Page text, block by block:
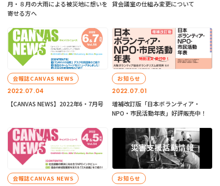
月・８月の大雨による被災地に想いを
寄せる方へ
貸会議室の仕組み変更について
2022.07.04
会報誌CANVAS NEWS
【CANVAS NEWS】2022年6・7月号
2022.07.01
お知らせ
増補改訂版「日本ボランティア・
NPO・市民活動年表」好評販売中！
会報誌CANVAS NEWS お知らせ